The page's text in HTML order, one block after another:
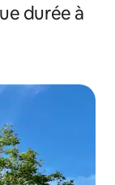
durée à